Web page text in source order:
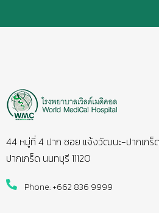
44 หมู่ที่ 4 ปาก ซอย แจ้งวัฒนะ-ปากเกร็
ปากเกร็ด นนทบุรี 11120
Phone: +662 836 9999